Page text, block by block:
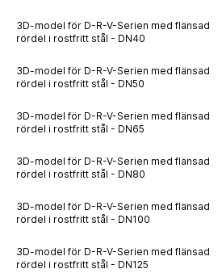
3D-model för D-R-V-Serien med flänsad
rördel i rostfritt stål - DN40
3D-model för D-R-V-Serien med flänsad
rördel i rostfritt stål - DN50
3D-model för D-R-V-Serien med flänsad
rördel i rostfritt stål - DN65
3D-model för D-R-V-Serien med flänsad
rördel i rostfritt stål - DN80
3D-model för D-R-V-Serien med flänsad
rördel i rostfritt stål - DN100
3D-model för D-R-V-Serien med flänsad
rördel i rostfritt stål - DN125